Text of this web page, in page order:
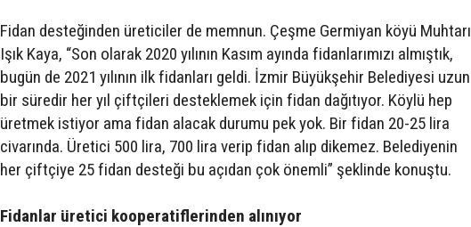
Fidan desteğinden üreticiler de memnun. Çeşme Germiyan köyü Muhtarı
Işık Kaya, “Son olarak 2020 yılının Kasım ayında fidanlarımızı almıştık,
bugün de 2021 yılının ilk fidanları geldi. İzmir Büyükşehir Belediyesi uzun
bir süredir her yıl çiftçileri desteklemek için fidan dağıtıyor. Köylü hep
üretmek istiyor ama fidan alacak durumu pek yok. Bir fidan 20-25 lira
civarında. Üretici 500 lira, 700 lira verip fidan alıp dikemez. Belediyenin
her çiftçiye 25 fidan desteği bu açıdan çok önemli” şeklinde konuştu.
Fidanlar üretici kooperatiflerinden alınıyor